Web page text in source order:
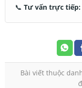
📞 Tư vấn trực tiếp:
Bài viết thuộc